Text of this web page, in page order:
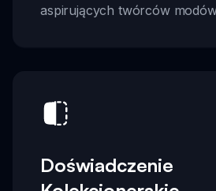
aspirujących twórców
Doświadczenie